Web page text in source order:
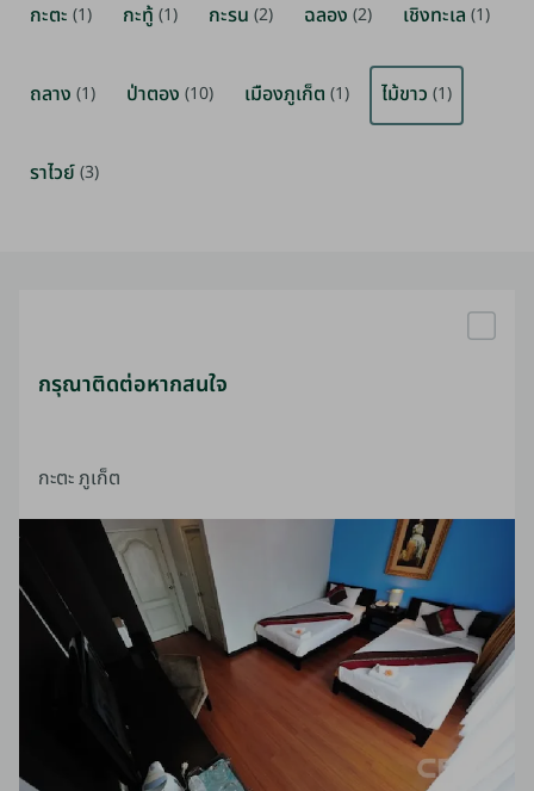
กะตะ (1) กะทู้ (1) กะรน (2) ฉลอง (2) เชิงทะเล (1)
ถลาง (1) ป่าตอง (10) เมืองภูเก็ต (1) ไม้ขาว (1)
ราไวย์ (3)
กรุณาติดต่อหากสนใจ
กะตะ ภูเก็ต